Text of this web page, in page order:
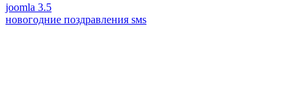
joomla 3.5
новогодние поздравления sмs